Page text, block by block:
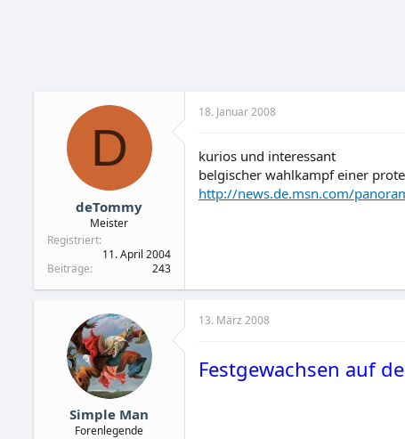
D
deTommy
Meister
Registriert
11. April 2004
Beiträge
243
18. Januar 2008
kurios und interessant
belgischer wahlkampf einer
http://news.de.msn.com/
Simple Man
Forenlegende
13. März 2008
Festgewachsen auf